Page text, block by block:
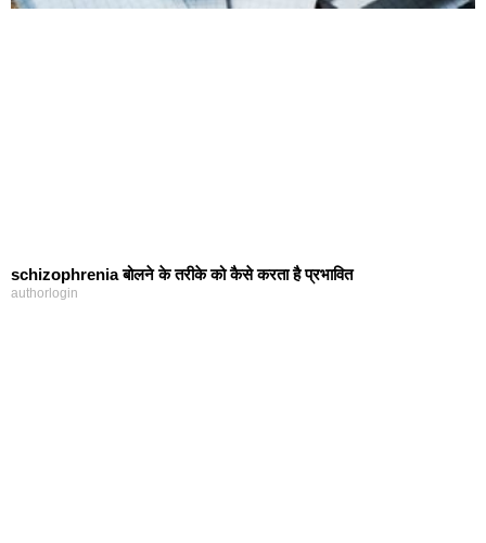
schizophrenia बोलने के तरीके को कैसे करता है प्रभावित
authorlogin